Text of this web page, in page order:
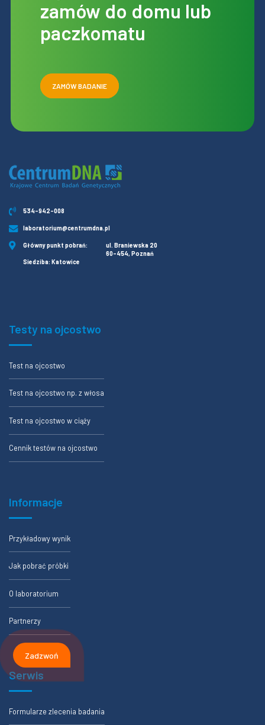
zamów do domu lub
paczkomatu
ZAMÓW BADANIE
534-942-008
laboratorium@centrumdna.pl
Główny punkt pobrań:
ul. Braniewska 20
60-454, Poznań
Siedziba: Katowice
Testy na ojcostwo
Test na ojcostwo
Test na ojcostwo np. z włosa
Test na ojcostwo w ciąży
Cennik testów na ojcostwo
Informacje
Przykładowy wynik
Jak pobrać próbki
O laboratorium
Partnerzy
Serwis
Formularze zlecenia badania
Zadzwoń